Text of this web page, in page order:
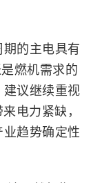
的主电具有
燃机需求的
议继续重视
电力紧缺，
趋势确定性